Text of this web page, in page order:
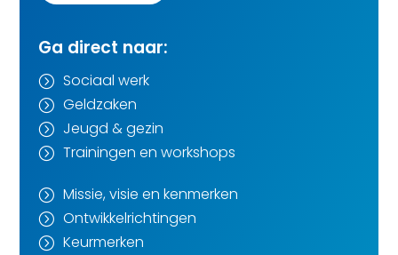
Ga direct naar:
= Sociaal werk
= Geldzaken
= Jeugd & gezin
= Trainingen en workshops
= Missie, visie en kenmerken
= Ontwikkelrichtingen
= Keurmerken